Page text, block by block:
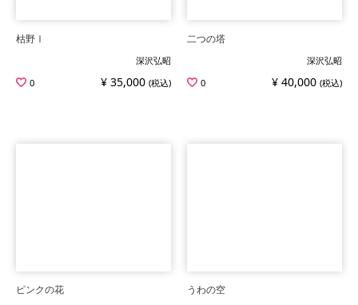
枯野Ⅰ
深沢弘昭
0
¥ 35,000 (税込)
二つの塔
深沢弘昭
0
¥ 40,000 (税込)
ピンクの花 うわの空